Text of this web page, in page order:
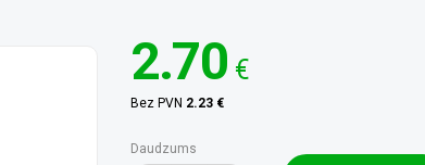
2.70 €
Bez PVN 2.23 €
Daudzums